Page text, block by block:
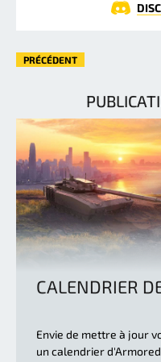
PRÉCÉDENT
CALENDRIER
Envie de mettre à jour
un calendrier